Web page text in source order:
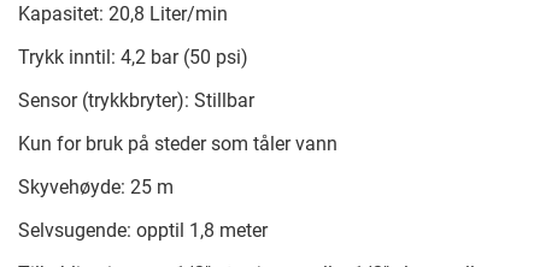
Kapasitet: 20,8 Liter/min
Trykk inntil: 4,2 bar (50 psi)
Sensor (trykkbryter): Stillbar
Kun for bruk på steder som tåler vann
Skyvehøyde: 25 m
Selvsugende: opptil 1,8 meter